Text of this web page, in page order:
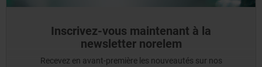
Inscrivez-vous maintenant à la
newsletter norelem
Recevez en avant-première les nouveautés sur nos